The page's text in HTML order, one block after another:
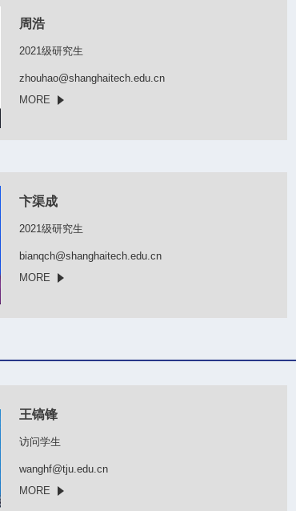
周浩
2021级研究生
zhouhao@shanghaitech.edu.cn
MORE
卞渠成
2021级研究生
bianqch@shanghaitech.edu.cn
MORE
王镐锋
访问学生
wanghf@tju.edu.cn
MORE